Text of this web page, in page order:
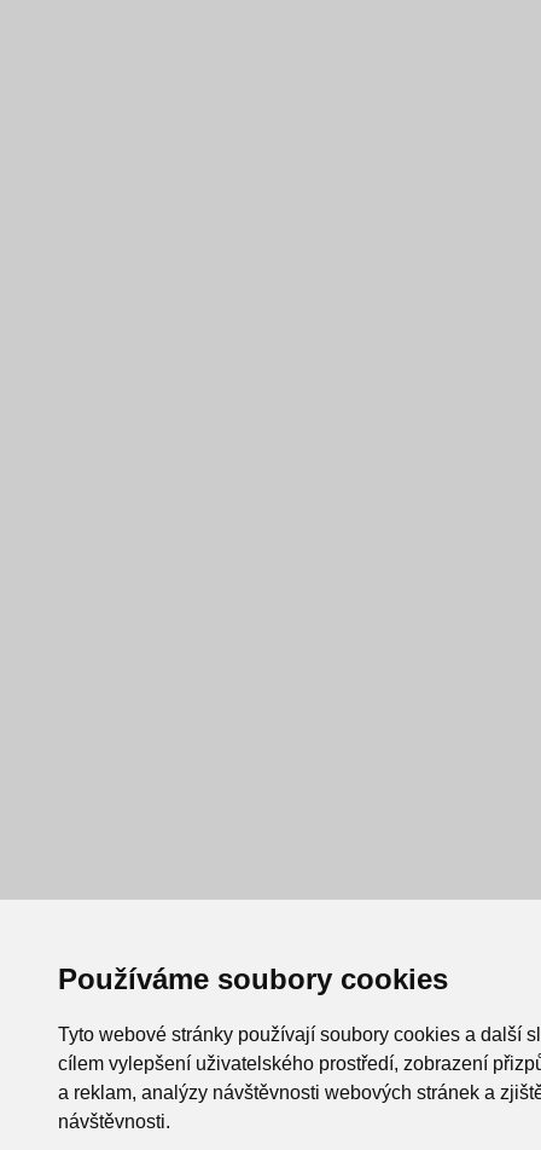
Používáme soubory cookies
Tyto webové stránky používají soubory cookies a další
cílem vylepšení uživatelského prostředí, zobrazení
a reklam, analýzy návštěvnosti webových stránek a
návštěvnosti.